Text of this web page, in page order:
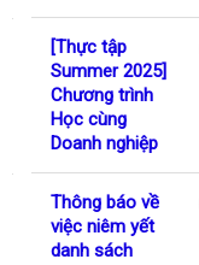
[Thực tập
Summer 2025]
Chương trình
Học cùng
Doanh nghiệp
Thông báo về
việc niêm yết
danh sách